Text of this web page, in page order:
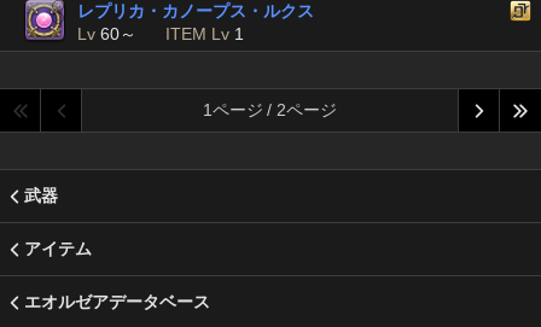
レプリカ・カノープス・ルクス
Lv 60～ ITEM Lv 1
1ページ / 2ページ
武器
アイテム
エオルゼアデータベース